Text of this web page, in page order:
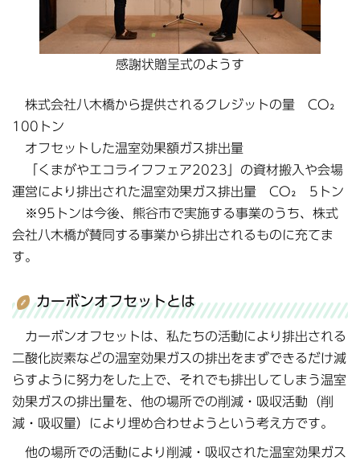
感謝状贈呈式のようす
株式会社八木橋から提供されるクレジットの量 CO₂
100トン
オフセットした温室効果額ガス排出量
「くまがやエコライフフェア2023」の資材搬入や会場
運営により排出された温室効果ガス排出量 CO₂ 5トン
※95トンは今後、熊谷市で実施する事業のうち、株式
会社八木橋が賛同する事業から排出されるものに充てま
す。
カーボンオフセットとは
カーボンオフセットは、私たちの活動により排出される
二酸化炭素などの温室効果ガスの排出をまずできるだけ減
らすように努力をした上で、それでも排出してしまう温室
効果ガスの排出量を、他の場所での削減・吸収活動（削
減・吸収量）により埋め合わせようという考え方です。
他の場所での活動により削減・吸収された温室効果ガス